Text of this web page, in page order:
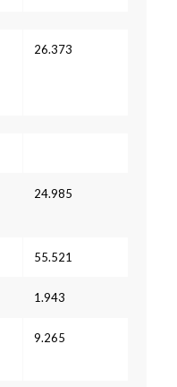
26.373
24.985
55.521
1.943
9.265